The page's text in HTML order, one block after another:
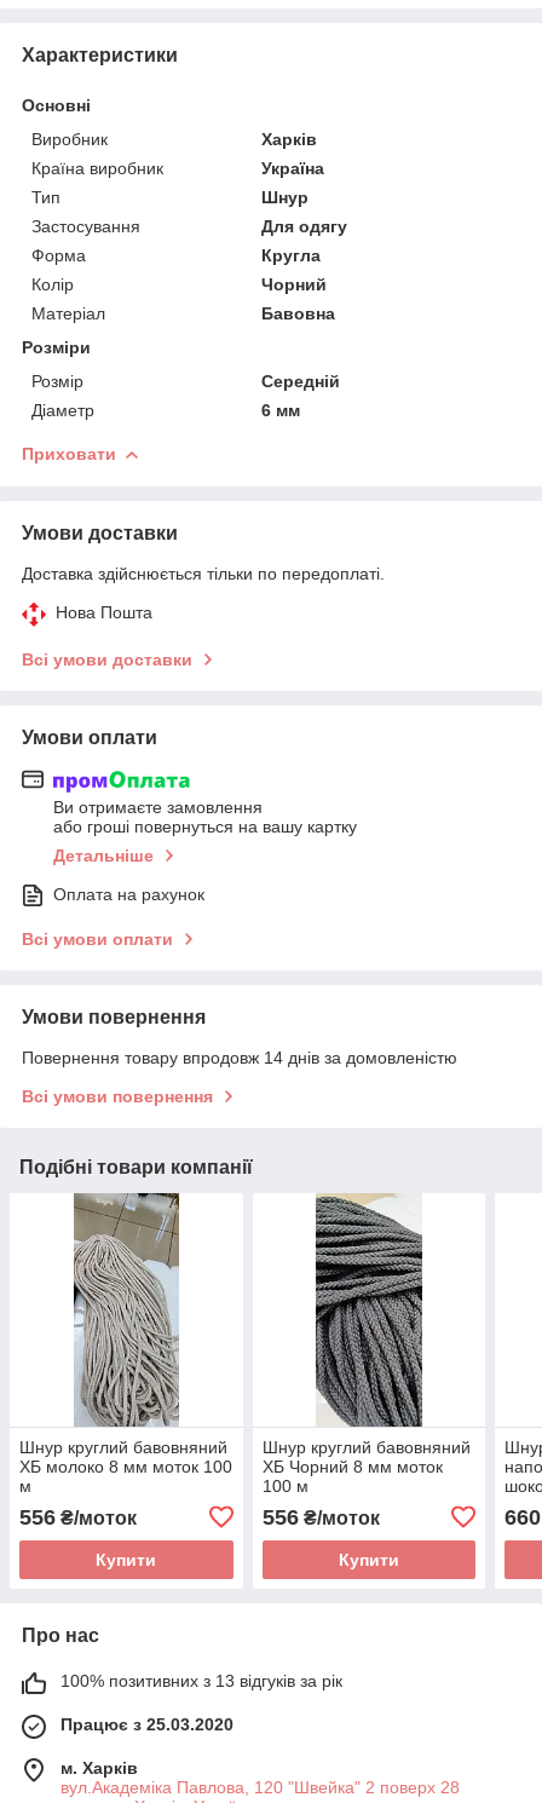
Характеристики
Основні
Виробник
Харків
Країна виробник
Україна
Тип
Шнур
Застосування
Для одягу
Форма
Кругла
Колір
Чорний
Матеріал
Бавовна
Розміри
Розмір
Середній
Діаметр
6 мм
Приховати
Умови доставки
Доставка здійснюється тільки по передоплаті.
Нова Пошта
Всі умови доставки
Умови оплати
Ви отримаєте замовлення
або гроші повернуться на вашу картку
Детальніше
Оплата на рахунок
Всі умови оплати
Умови повернення
Повернення товару впродовж 14 днів за домовленістю
Всі умови повернення
Подібні товари компанії
Шнур круглий бавовняний
ХБ молоко 8 мм моток 100
м
556 ₴/моток
Купити
Шнур круглий бавовняний
ХБ Чорний 8 мм моток
100 м
556₴/моток
Купити
660
Про нас
100% позитивних з 13 відгуків за рік
Працює з 25.03.2020
м. Харків
вул.Академіка Павлова, 120 "Швейка" 2 поверх 28